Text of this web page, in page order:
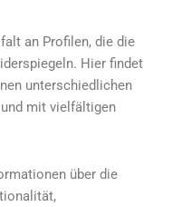
an Profilen, die die
Hier findet
unterschiedlichen
mit vielfältigen
über die